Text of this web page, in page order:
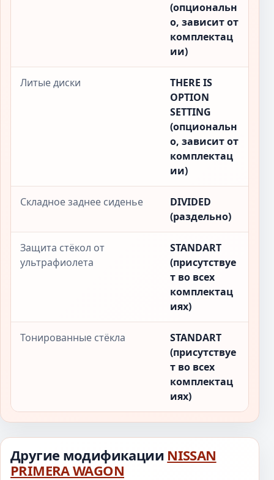
(опциональн
о, зависит от
комплектац
ии)
Литые диски
THERE IS
OPTION
SETTING
(опциональн
о, зависит от
комплектац
ии)
Складное заднее сиденье
DIVIDED
(раздельно)
Защита стёкол от
ультрафиолета
STANDART
(присутствуе
т во всех
комплектац
иях)
Тонированные стёкла
STANDART
(присутствуе
т во всех
комплектац
иях)
Другие модификации NISSAN
PRIMERA WAGON